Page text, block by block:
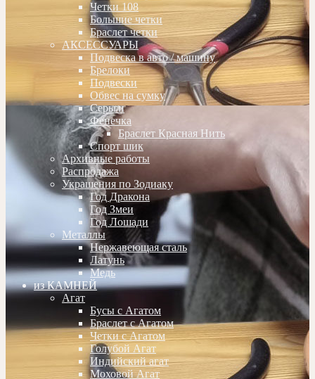
Четки 108
Большие четки
Браслет четки
АКСЕССУАРЫ
Подвеска в авто / машину
Брелоки
Подвески
Обвес на сумку
Серьги
Фенечка
Браслет Красная Нить
Спорт шик
Архивные работы
Распродажа
Украшения по Зодиаку
Год Дракона
Год Змеи
Год Лошади
Металлы
Нержавеющая сталь
Латунь
Медь
из КАМНЕЙ
Агат
Бусы с Агатом
Браслет с Агатом
Четки с Агатом
Голубой Агат
Индийский агат
Моховой Агат